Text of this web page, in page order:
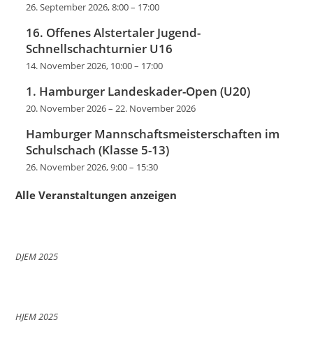
26. September 2026, 8:00– 17:00
16. Offenes Alstertaler Jugend-
Schnellschachturnier U16
14. November 2026, 10:00– 17:00
1. Hamburger Landeskader-Open (U20)
20. November 2026–22. November 2026
Hamburger Mannschaftsmeisterschaften im
Schulschach (Klasse 5-13)
26. November 2026, 9:00– 15:30
Alle Veranstaltungen anzeigen
DJEM 2025
HJEM 2025